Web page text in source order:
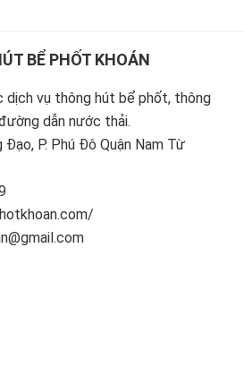
BỂ PHỐT KHOÁN
dịch vụ thông hút bể phốt, thông
dẫn nước thải.
Đạo, P. Phú Đô Quận Nam Từ